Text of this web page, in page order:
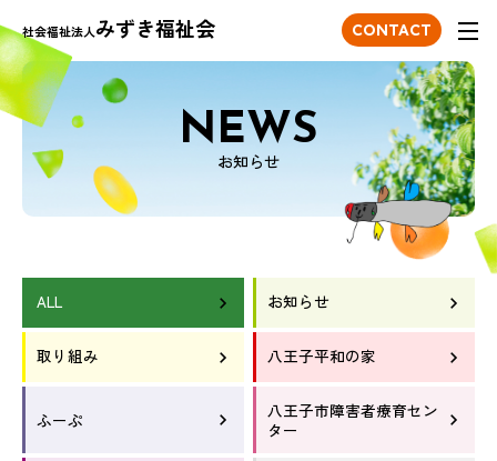
社会福祉法人みずき福祉会 CONTACT
NEWS
お知らせ
ALL お知らせ
取り組み 八王子平和の家
ふーぷ
八王子市障害者療育セン
ター